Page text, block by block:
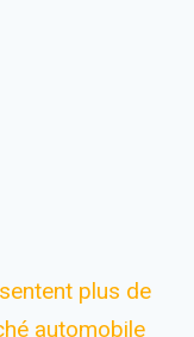
plus de
automobile